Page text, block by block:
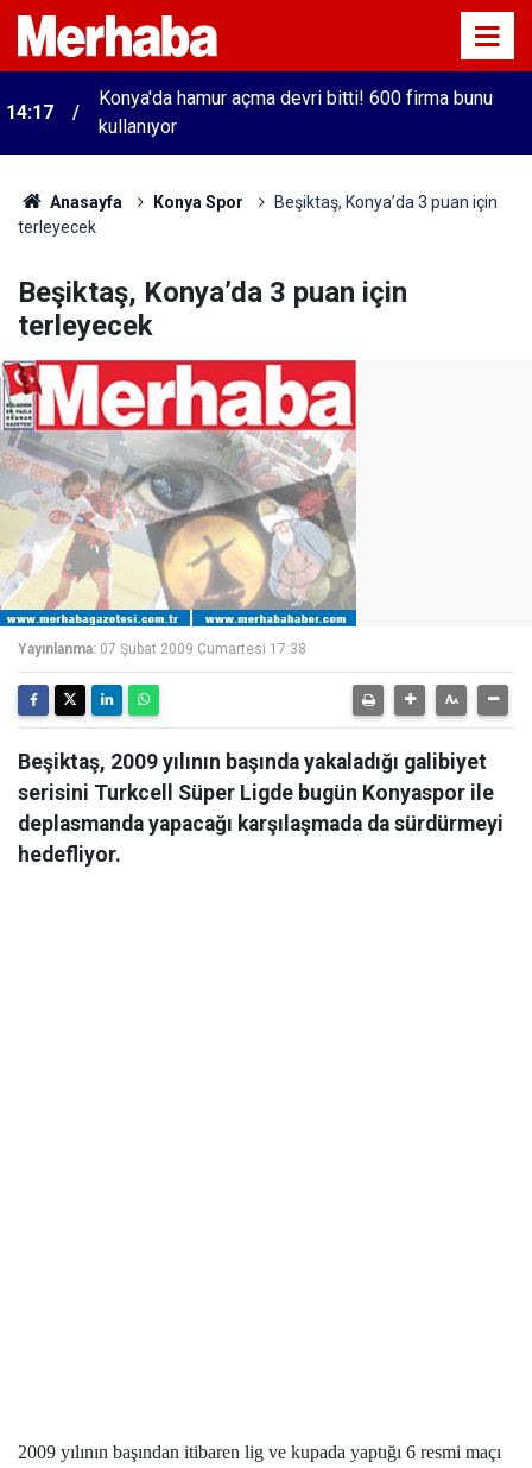
14:17
Konya'da hamur açma devri bitti! 600 firma bunu
kullanıyor
Anasayfa Konya Spor
Beşiktaş, Konya’da 3 puan için
terleyecek
Beşiktaş, Konya’da 3 puan için
terleyecek
Yayınlanma: 07 Şubat 2009 Cumartesi 17:38
Beşiktaş, 2009 yılının başında yakaladığı galibiyet
serisini Turkcell Süper Ligde bugün Konyaspor ile
deplasmanda yapacağı karşılaşmada da sürdürmeyi
hedefliyor.
2009 yılının başından itibaren lig ve kupada yaptığı 6 resmi maçı